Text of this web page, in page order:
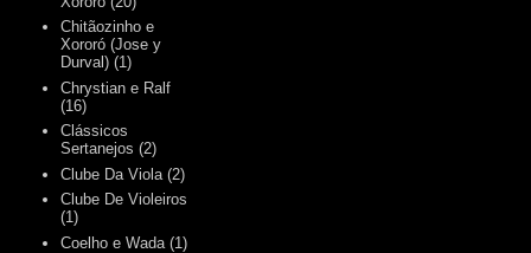
Chitãozinho e
Xororó (Jose y
Durval) (1)
Chrystian e Ralf
(16)
Clássicos
Sertanejos (2)
Clube Da Viola (2)
Clube De Violeiros
(1)
Coelho e Wada (1)